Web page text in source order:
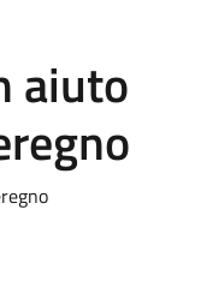
aiuto